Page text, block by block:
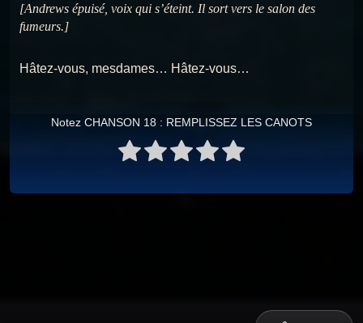
[Andrews épuisé, voix qui s’éteint. Il sort vers le salon des
fumeurs.]
Hâtez-vous, mesdames… Hâtez-vous…
Notez CHANSON 18 : REMPLISSEZ LES CANOTS